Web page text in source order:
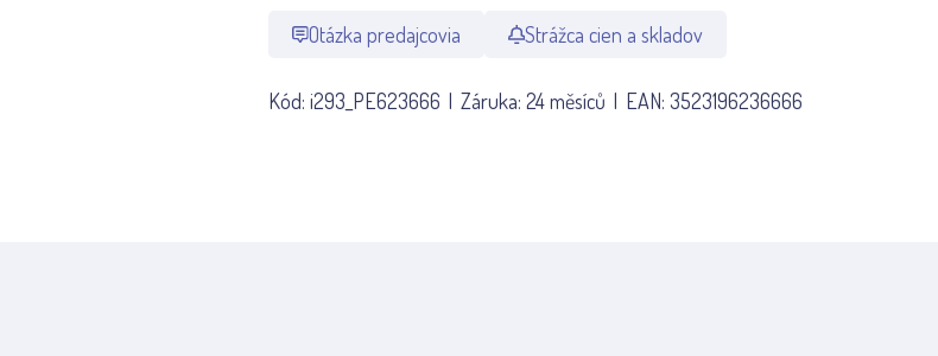
Otázka predajcovia Strážca cien a skladov
Kód: i293_PE623666 Záruka: 24 měsíců EAN: 3523196236666